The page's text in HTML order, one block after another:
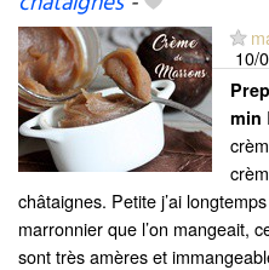
10/
min
châtaignes. Petite j’ai
marronnier que l’on mangeait,
sont très amères et